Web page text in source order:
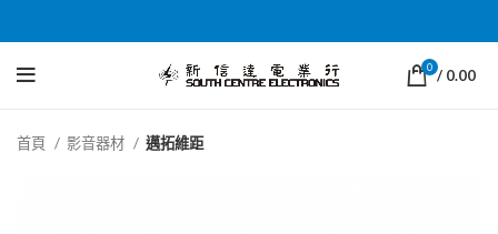
0 / 0.00
首頁 影音器材 邁拓維距